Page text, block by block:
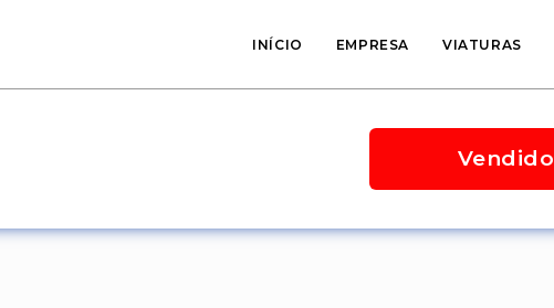
INÍCIO EMPRESA VIATURAS
Vendido